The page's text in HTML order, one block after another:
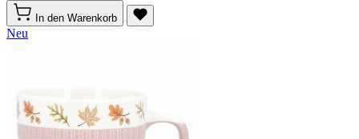
In den Warenkorb
Neu